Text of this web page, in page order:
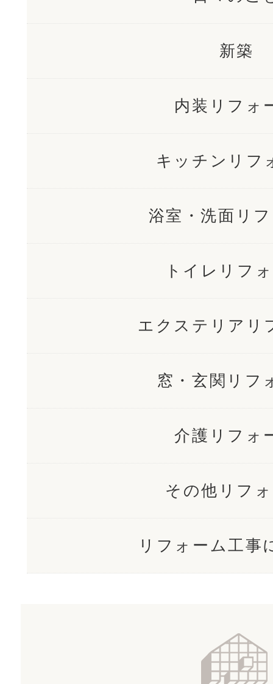
新築
内装リフォ
キッチンリフ
浴室・洗面リ
トイレリフ
エクステリアリ
窓・玄関リフ
介護リフォ
その他リフ
リフォーム工事